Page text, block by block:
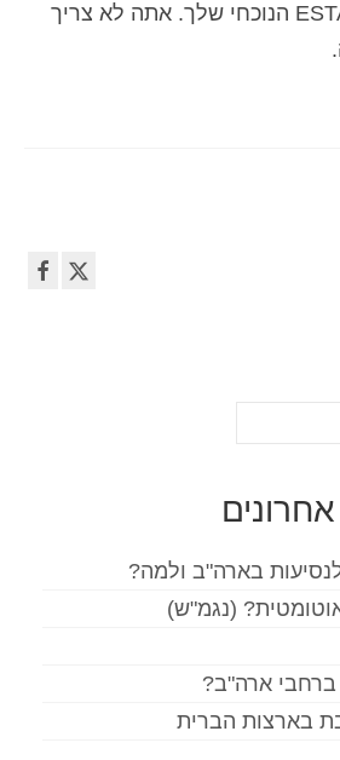
עליך לעדכן את ה- ESTA הנוכחי שלך. אתה לא צריך
בארה"ב ולמה?
(נגמ"ש)
ברחבי ארה"ב?
בארצות הברית